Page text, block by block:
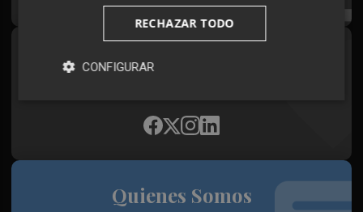
Síguenos en redes
Quienes Somos
RECHAZAR TODO
CONFIGURAR